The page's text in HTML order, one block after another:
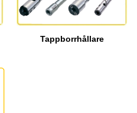
Tappborrhållare